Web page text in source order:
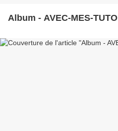
Album - AVEC-MES-TUTO